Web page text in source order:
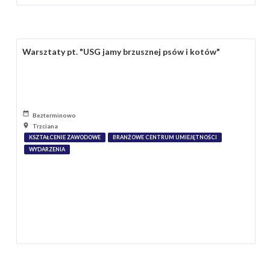
Warsztaty pt. "USG jamy brzusznej psów i kotów"
Bezterminowo
Trzciana
KSZTAŁCENIE ZAWODOWE
BRANŻOWE CENTRUM UMIEJĘTNOŚCI
WYDARZENIA